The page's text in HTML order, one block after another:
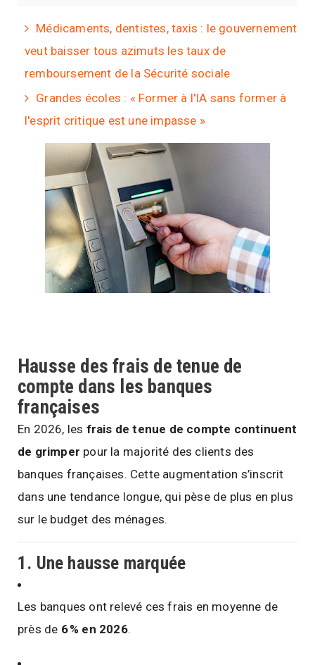
Médicaments, dentistes, taxis : le gouvernement
veut baisser tous azimuts les taux de
remboursement de la Sécurité sociale
Grandes écoles : « Former à l'IA sans former à
l'esprit critique est une impasse »
Hausse des frais de tenue de
compte dans les banques
françaises
En 2026, les frais de tenue de compte continuent
de grimper pour la majorité des clients des
banques françaises. Cette augmentation s’inscrit
dans une tendance longue, qui pèse de plus en plus
sur le budget des ménages.
1. Une hausse marquée
Les banques ont relevé ces frais en moyenne de
près de 6 % en 2026.